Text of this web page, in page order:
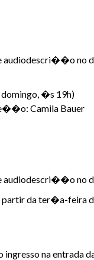
no
�s 19h)
Camila Bauer
no
partir da ter�a-
na